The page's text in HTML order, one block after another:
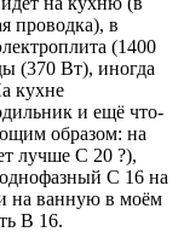
проводка), в
(1400
(370 Вт), иногда
кухне
и ещё что-
образом: на
лучше С 20 ?),
С 16 на
на ванную в моём
В 16.